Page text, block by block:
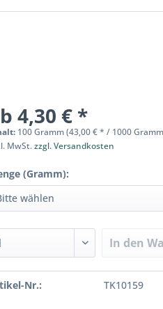
4,30 € *
100 Gramm (43,00 € * / 1000
MwSt.zzgl. Versandkosten
(Gramm):
In den
Nr.: TK10159